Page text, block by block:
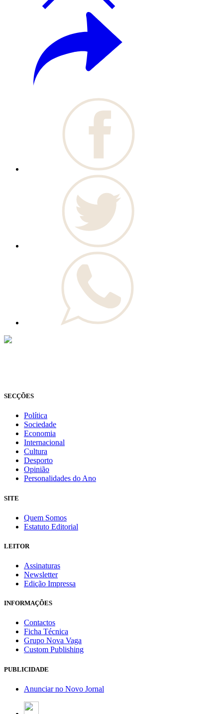
SECÇÕES
Política
Sociedade
Economia
Internacional
Cultura
Desporto
Opinião
Personalidades do Ano
SITE
Quem Somos
Estatuto Editorial
LEITOR
Assinaturas
Newsletter
Edição Impressa
INFORMAÇÕES
Contactos
Ficha Técnica
Grupo Nova Vaga
Custom Publishing
PUBLICIDADE
Anunciar no Novo Jornal